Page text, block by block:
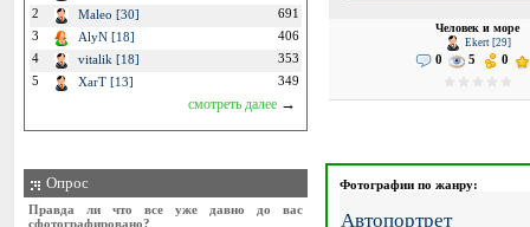
2
Maleo [30]
691
3
AlyN [18]
406
4
vitalik [18]
353
5
XarT [13] 349
смотреть далее →
Опрос
Правда ли что все уже давно до вас
сфотографировано?
Человек и море
Ekert [29]
0 5 0
Фотографии по жанру:
Автопортрет